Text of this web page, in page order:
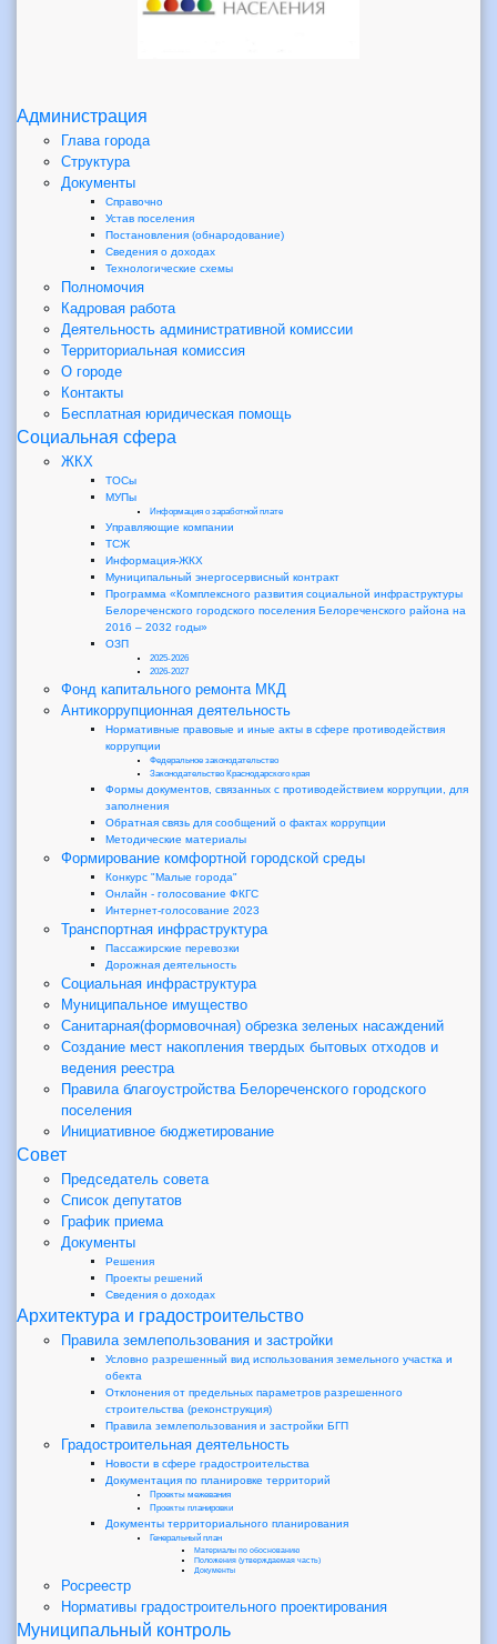
Администрация
Глава города
Структура
Документы
Справочно
Устав поселения
Постановления (обнародование)
Сведения о доходах
Технологические схемы
Полномочия
Кадровая работа
Деятельность административной комиссии
Территориальная комиссия
О городе
Контакты
Бесплатная юридическая помощь
Социальная сфера
ЖКХ
ТОСы
МУПы
Информация о заработной плате
Управляющие компании
ТСЖ
Информация-ЖКХ
Муниципальный энергосервисный контракт
Программа «Комплексного развития социальной инфраструктуры
Белореченского городского поселения Белореченского района на
2016 – 2032 годы»
ОЗП
2025-2026
2026-2027
Фонд капитального ремонта МКД
Антикоррупционная деятельность
Нормативные правовые и иные акты в сфере противодействия
коррупции
Федеральное законодательство
Законодательство Краснодарского края
Формы документов, связанных с противодействием коррупции, для
заполнения
Обратная связь для сообщений о фактах коррупции
Методические материалы
Формирование комфортной городской среды
Конкурс "Малые города"
Онлайн - голосование ФКГС
Интернет-голосование 2023
Транспортная инфраструктура
Пассажирские перевозки
Дорожная деятельность
Социальная инфраструктура
Муниципальное имущество
Санитарная(формовочная) обрезка зеленых насаждений
Создание мест накопления твердых бытовых отходов и
ведения реестра
Правила благоустройства Белореченского городского
поселения
Инициативное бюджетирование
Совет
Председатель совета
Список депутатов
График приема
Документы
Решения
Проекты решений
Сведения о доходах
Архитектура и градостроительство
Правила землепользования и застройки
Условно разрешенный вид использования земельного участка и
обекта
Отклонения от предельных параметров разрешенного
строительства (реконструкция)
Правила землепользования и застройки БГП
Градостроительная деятельность
Новости в сфере градостроительства
Документация по планировке территорий
Проекты межевания
Проекты планировки
Документы территориального планирования
Генеральный план
Материалы по обоснованию
Положения (утверждаемая часть)
Документы
Росреестр
Нормативы градостроительного проектирования
Муниципальный контроль